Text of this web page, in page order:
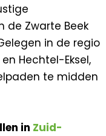
de Zwarte Beek
in de regio
Hechtel-Eksel,
te midden
in Zuid-